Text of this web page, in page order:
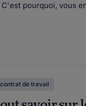
pourquoi, vous
de travail